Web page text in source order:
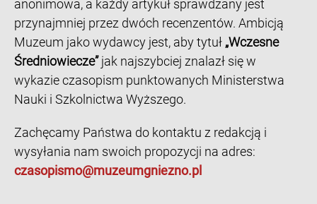
anonimowa, a każdy artykuł sprawdzany jest
przynajmniej przez dwóch recenzentów. Ambicją
Muzeum jako wydawcy jest, aby tytuł „Wczesne
Średniowiecze”jak najszybciej znalazł się w
wykazie czasopism punktowanych Ministerstwa
Nauki i Szkolnictwa Wyższego.
Zachęcamy Państwa do kontaktu z redakcją i
wysyłania nam swoich propozycji na adres:
czasopismo@muzeumgniezno.pl